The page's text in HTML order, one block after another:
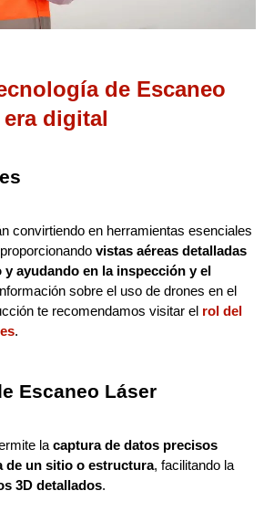
de Escaneo
digital
convirtiendo en herramientas esenciales
vistas aéreas detalladas
ayudando en la inspección y el
sobre el uso de drones en el
te recomendamos visitar el rol del
.
Escaneo Láser
la captura de datos precisos
de un sitio o estructura, facilitando la
3D detallados.